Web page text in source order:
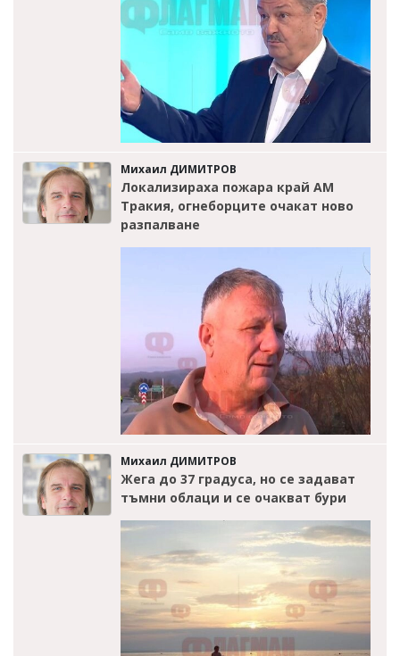
Михаил ДИМИТРОВ
Локализираха пожара край АМ
Тракия, огнеборците очакат ново
разпалване
Михаил ДИМИТРОВ
Жега до 37 градуса, но се задават
тъмни облаци и се очакват бури